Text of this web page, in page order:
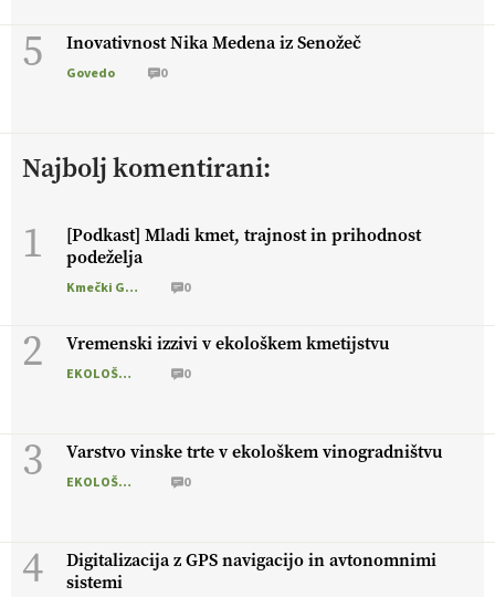
5 Inovativnost Nika Medena iz Senožeč
Govedo 0
Najbolj komentirani:
1
[Podkast] Mladi kmet, trajnost in prihodnost
podeželja
Kmečki Glas 0
2 Vremenski izzivi v ekološkem kmetijstvu
EKOLOŠKO LOGIČNO 0
3 Varstvo vinske trte v ekološkem vinogradništvu
EKOLOŠKO LOGIČNO 0
4
Digitalizacija z GPS navigacijo in avtonomnimi
sistemi